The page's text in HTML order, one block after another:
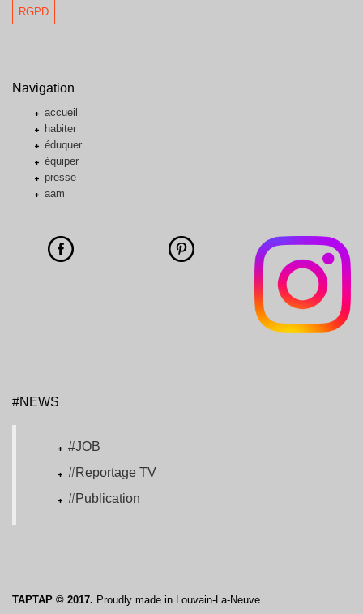
RGPD
Navigation
accueil
habiter
éduquer
équiper
presse
aam
#NEWS
#JOB
#Reportage TV
#Publication
TAPTAP © 2017. Proudly made in Louvain-La-Neuve.